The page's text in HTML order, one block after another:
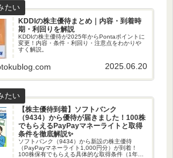
KDDIの株主優待まとめ｜内容・到着時
期・利回りを解説
KDDIの株主優待が2025年からPontaポイントに
変更！内容・条件・利回り・注意点をわかりや
すく解説。
2025.06.20
【株主優待到着】ソフトバンク
（9434）から優待が届きました！100株
でもらえるPayPayマネーライトと取得
条件を徹底解説✨
ソフトバンク（9434）から新設の株主優待
（PayPayマネーライト1,000円分）が到着！
100株保有でもらえる具体的な取得条件（1年継